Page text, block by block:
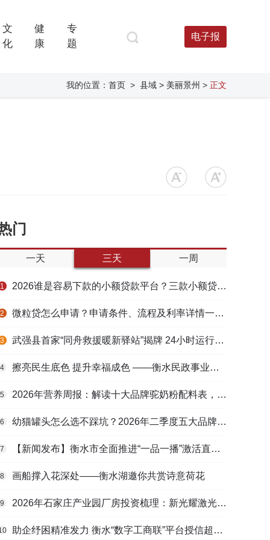
文
化
健
康
专
题
电子报
我的位置： 首页 > 县域 > 美丽景州 > 正文
门
一天 三天 一周
1 2026谁是容易下款的小额贷款平台？三款小额贷款产品全面对比
2 微粒贷怎么申请？申请条件、流程及利率详情一文看懂
3 武强县首家“同舟救援暖新驿站”揭牌 24小时运行守护户外劳动者
4 擦亮民生底色 提升幸福成色 ——衡水民政事业高质量发展综述
5 2026年营养周报：解读十大品牌驼奶粉配料表，识别纯驼乳与益生元
6 幼猫罐头怎么选不踩坑？2026年二季度五大品牌肠胃适配营养安全
7 【新闻发布】衡水市全面推进“一品一播”激活直播电商发展新动能
8 画船撑入花深处——衡水湖邀你共赏诗意荷花
9 2026年石家庄产业园厂房投资梳理：新光耀激光科技谷等项目盘点
助企纾困精准发力 衡水“数字工商联”平台授信超165亿元